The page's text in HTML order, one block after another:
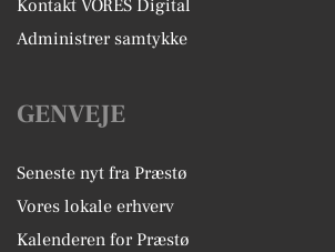
Kontakt VORES Digital
Administrer samtykke
GENVEJE
Seneste nyt fra Præstø
Vores lokale erhverv
Kalenderen for Præstø